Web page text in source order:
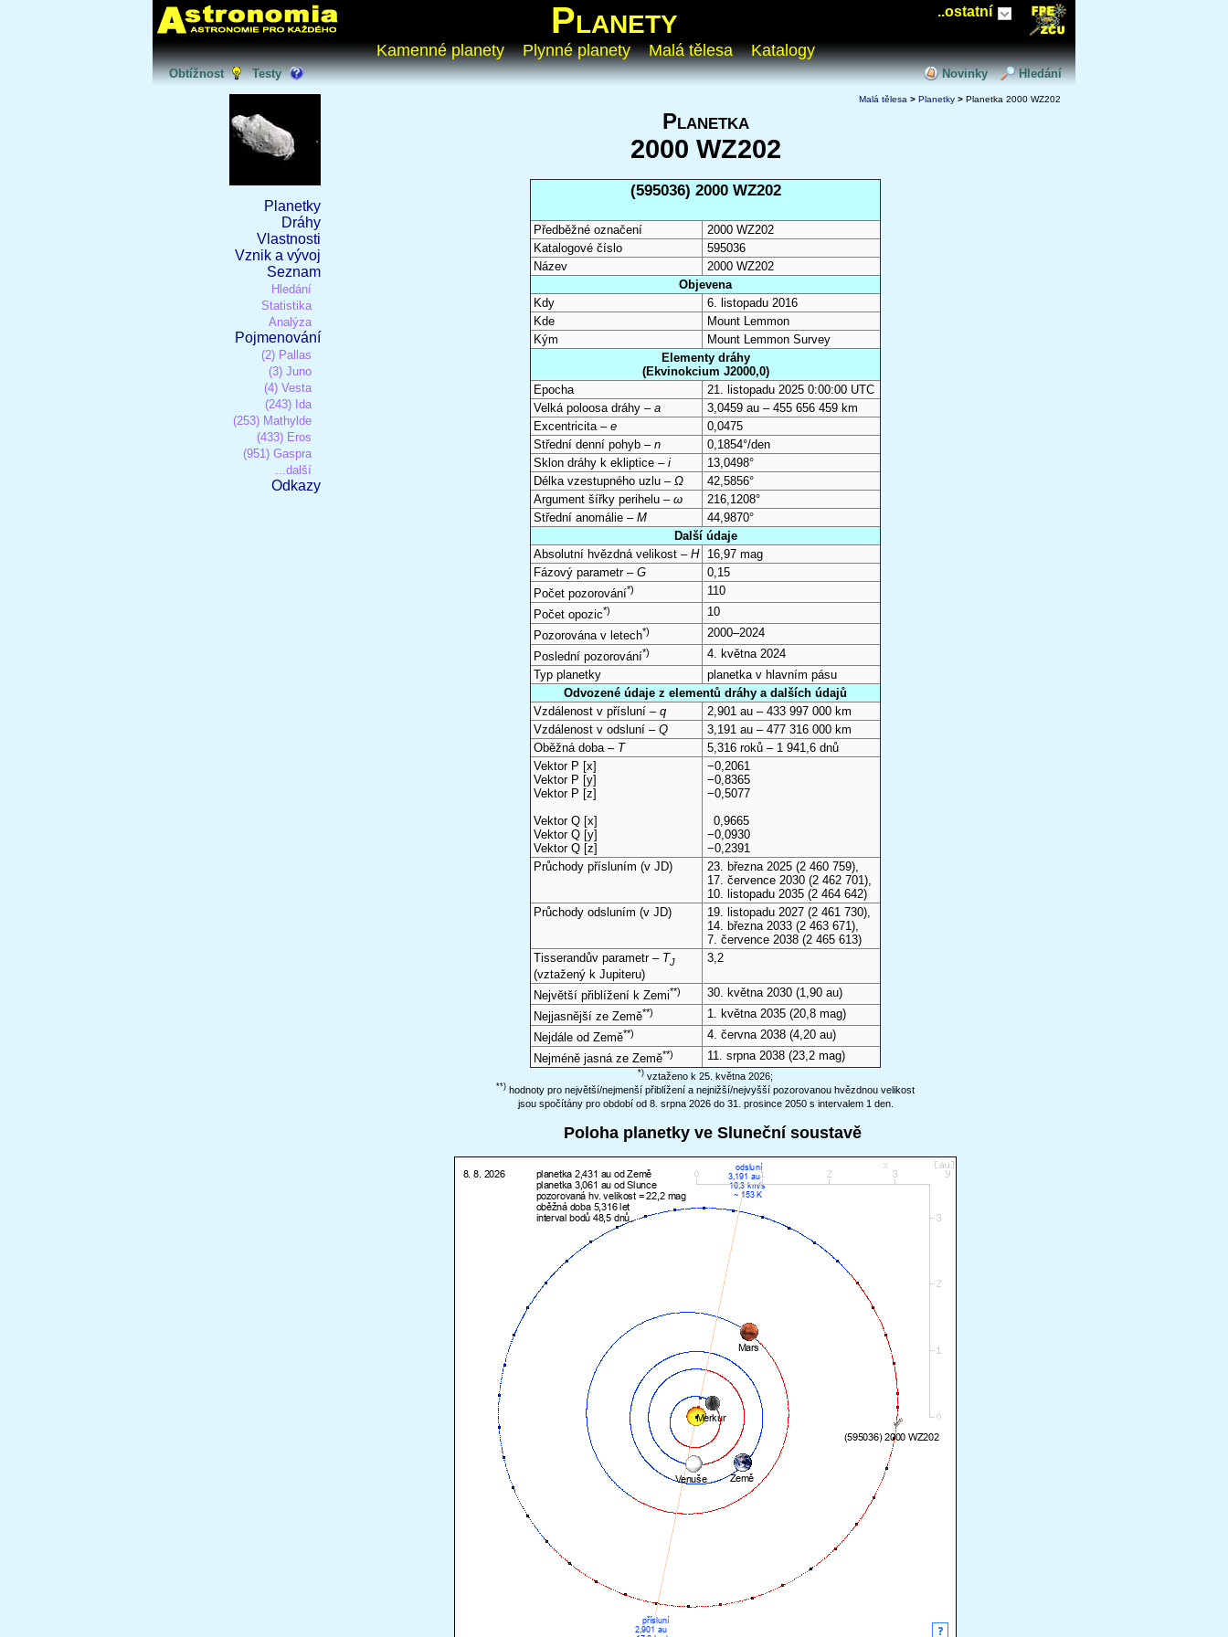
..ostatní
Planety
Kamenné planety Plynné planety Malá tělesa Katalogy
Obtížnost Testy Novinky Hledání
Planetky
Dráhy
Vlastnosti
Vznik a vývoj
Seznam
Hledání
Statistika
Analýza
Pojmenování
(2) Pallas
(3) Juno
(4) Vesta
(243) Ida
(253) Mathylde
(433) Eros
(951) Gaspra
...další
Odkazy
Malá tělesa > Planetky > Planetka 2000 WZ202
Planetka
2000 WZ202
(595036) 2000 WZ202
Předběžné označení
2000 WZ202
Katalogové číslo
595036
Název
2000 WZ202
Objevena
Kdy
6. listopadu 2016
Kde
Mount Lemmon
Kým
Mount Lemmon Survey
Elementy dráhy
(Ekvinokcium J2000,0)
Epocha
21. listopadu 2025 0:00:00 UTC
Velká poloosa dráhy – a
3,0459 au – 455 656 459 km
Excentricita – e
0,0475
Střední denní pohyb – n
0,1854°/den
Sklon dráhy k ekliptice – i
13,0498°
Délka vzestupného uzlu – Ω
42,5856°
Argument šířky perihelu – ω
216,1208°
Střední anomálie – M
44,9870°
Další údaje
Absolutní hvězdná velikost – H
16,97 mag
Fázový parametr – G
0,15
Počet pozorování*)
110
Počet opozic*)
10
Pozorována v letech*)
2000–2024
Poslední pozorování*)
4. května 2024
Typ planetky
planetka v hlavním pásu
Odvozené údaje z elementů dráhy a dalších údajů
Vzdálenost v přísluní – q
2,901 au – 433 997 000 km
Vzdálenost v odsluní – Q
3,191 au – 477 316 000 km
Oběžná doba – T
5,316 roků – 1 941,6 dnů
Vektor P [x]
Vektor P [y]
Vektor P [z]
Vektor Q [x]
Vektor Q [y]
Vektor Q [z]
−0,2061
−0,8365
−0,5077
0,9665
−0,0930
−0,2391
Průchody přísluním (v JD) 23. března 2025 (2 460 759),
17. července 2030 (2 462 701),
10. listopadu 2035 (2 464 642)
Průchody odsluním (v JD) 19. listopadu 2027 (2 461 730),
14. března 2033 (2 463 671),
7. července 2038 (2 465 613)
Tisserandův parametr – TJ
(vztažený k Jupiteru)
3,2
Největší přiblížení k Zemi**) 30. května 2030 (1,90 au)
Nejjasnější ze Země**) 1. května 2035 (20,8 mag)
Nejdále od Země**) 4. června 2038 (4,20 au)
Nejméně jasná ze Země**) 11. srpna 2038 (23,2 mag)
*) vztaženo k 25. května 2026;
**) hodnoty pro největší/nejmenší přiblížení a nejnižší/nejvyšší pozorovanou hvězdnou velikost
jsou spočítány pro období od 8. srpna 2026 do 31. prosince 2050 s intervalem 1 den.
Poloha planetky ve Sluneční soustavě